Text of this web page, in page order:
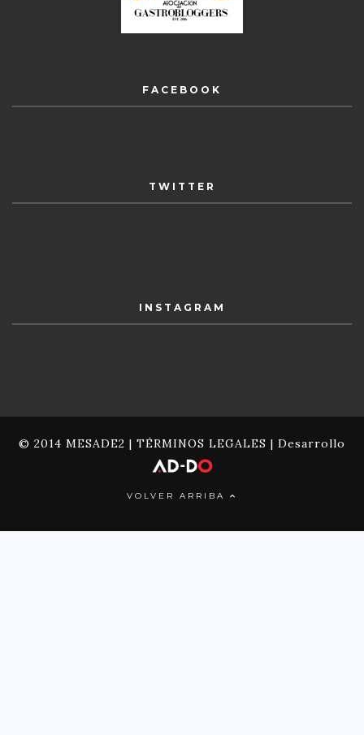
FACEBOOK
TWITTER
INSTAGRAM
© 2014 MESADE2 | TÉRMINOS LEGALES | Desarrollo
VOLVER ARRIBA